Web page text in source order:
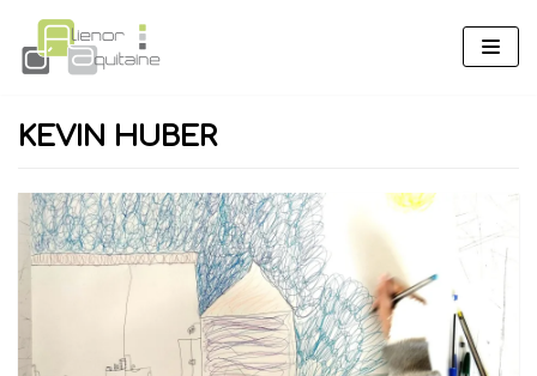
Aller
au
KEVIN HUBER